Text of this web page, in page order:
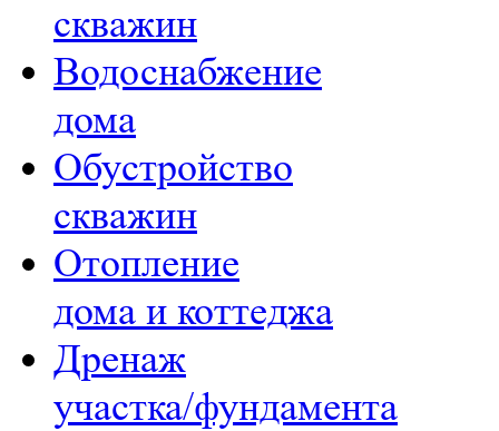
скважин
Водоснабжение
дома
Обустройство
скважин
Отопление
дома и коттеджа
Дренаж
участка/фундамента